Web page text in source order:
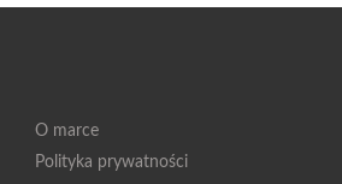
O marce
Polityka prywatności